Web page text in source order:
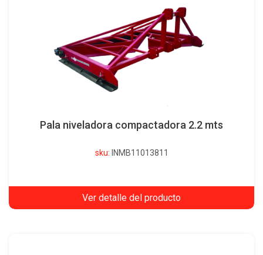
Pala niveladora compactadora 2.2 mts
sku: INMB11013811
Ver detalle del producto